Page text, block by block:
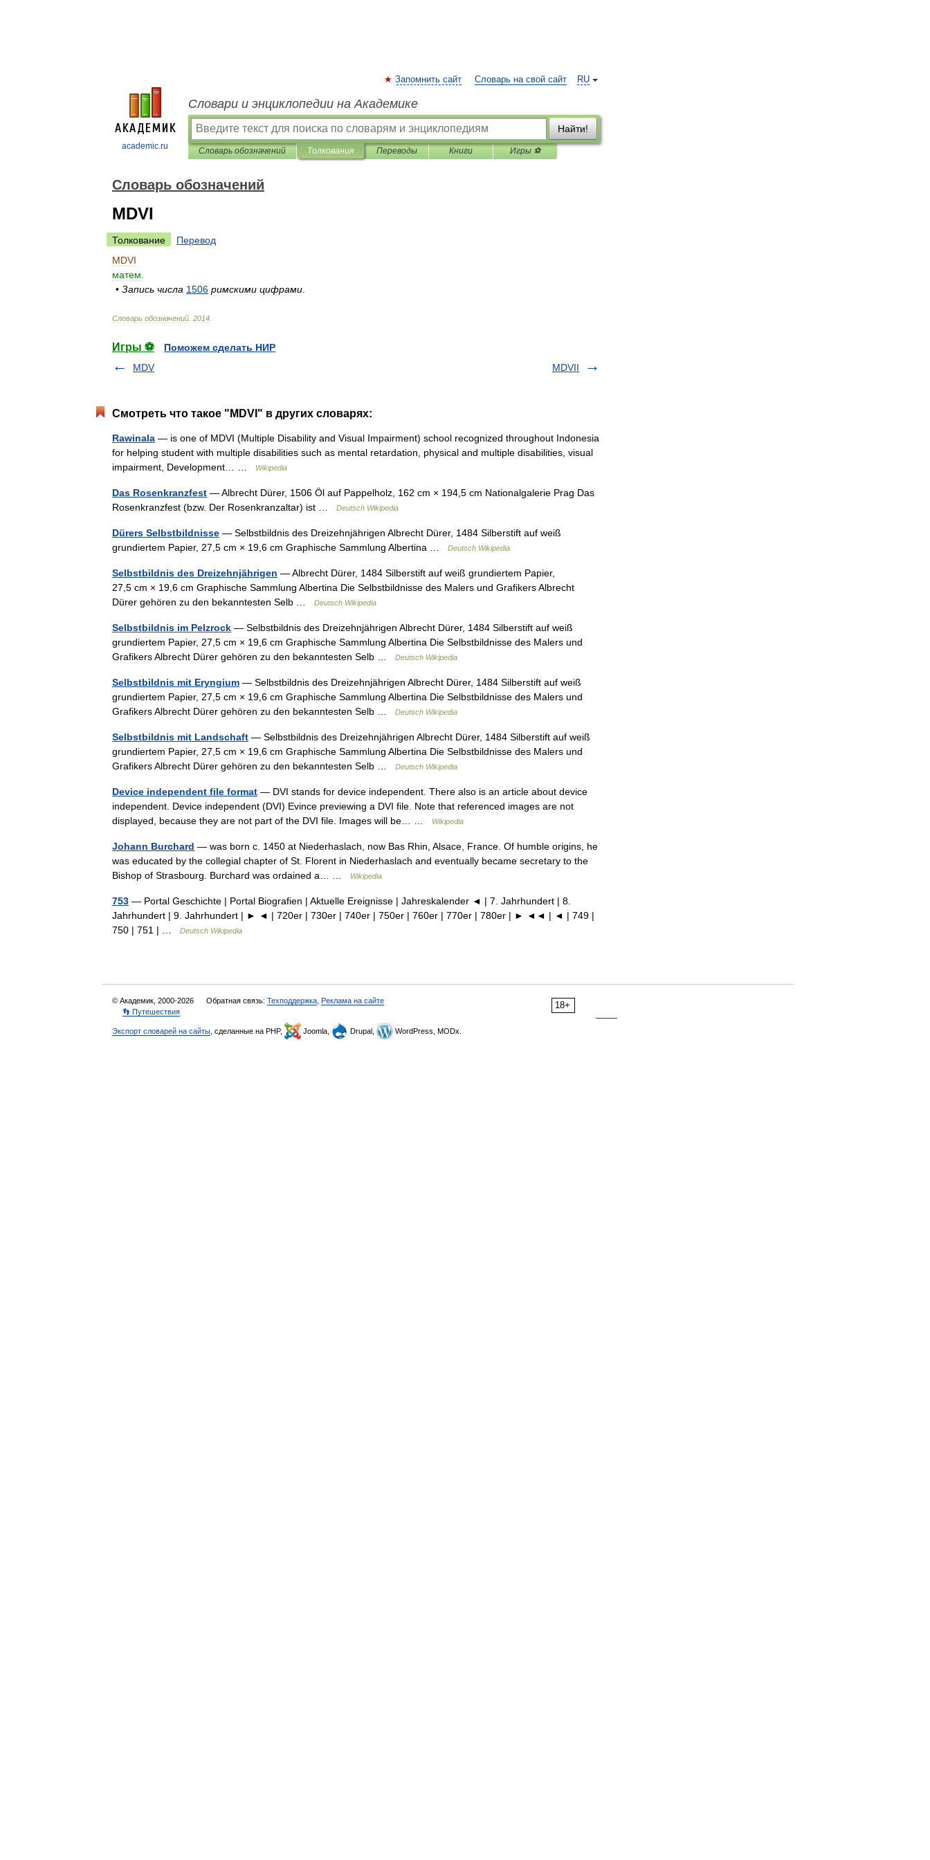
academic.ru
RU
Запомнить сайт Словарь на свой сайт
Словари и энциклопедии на Академике
Найти!
Словарь обозначений Толкования Переводы Книги Игры ⚽
Словарь обозначений
MDVI
Толкование
Перевод
MDVI
матем
• Запись числа 1506 римскими цифрами
Словарь обозначений 2014
Игры ⚽
Поможем сделать НИР
MDV
MDVII
Смотреть что такое "MDVI" в других словарях:
Rawinala — is one of MDVI (Multiple Disability and Visual Impairment) school recognized throughout Indonesia
for helping student with multiple disabilities such as mental retardation, physical and multiple disabilities, visual
impairment, Development… …
Wikipedia
Das Rosenkranzfest — Albrecht Dürer, 1506 Öl auf Pappelholz, 162 cm × 194,5 cm Nationalgalerie Prag Das
Rosenkranzfest (bzw. Der Rosenkranzaltar) ist …
Deutsch Wikipedia
Dürers Selbstbildnisse — Selbstbildnis des Dreizehnjährigen Albrecht Dürer, 1484 Silberstift auf weiß
grundiertem Papier, 27,5 cm × 19,6 cm Graphische Sammlung Albertina …
Deutsch Wikipedia
Selbstbildnis des Dreizehnjährigen — Albrecht Dürer, 1484 Silberstift auf weiß grundiertem Papier,
27,5 cm × 19,6 cm Graphische Sammlung Albertina Die Selbstbildnisse des Malers und Grafikers Albrecht
Dürer gehören zu den bekanntesten Selb …
Deutsch Wikipedia
Selbstbildnis im Pelzrock — Selbstbildnis des Dreizehnjährigen Albrecht Dürer, 1484 Silberstift auf weiß
grundiertem Papier, 27,5 cm × 19,6 cm Graphische Sammlung Albertina Die Selbstbildnisse des Malers und
Grafikers Albrecht Dürer gehören zu den bekanntesten Selb …
Deutsch Wikipedia
Selbstbildnis mit Eryngium — Selbstbildnis des Dreizehnjährigen Albrecht Dürer, 1484 Silberstift auf weiß
grundiertem Papier, 27,5 cm × 19,6 cm Graphische Sammlung Albertina Die Selbstbildnisse des Malers und
Grafikers Albrecht Dürer gehören zu den bekanntesten Selb …
Deutsch Wikipedia
Selbstbildnis mit Landschaft — Selbstbildnis des Dreizehnjährigen Albrecht Dürer, 1484 Silberstift auf weiß
grundiertem Papier, 27,5 cm × 19,6 cm Graphische Sammlung Albertina Die Selbstbildnisse des Malers und
Grafikers Albrecht Dürer gehören zu den bekanntesten Selb …
Deutsch Wikipedia
Device independent file format — DVI stands for device independent. There also is an article about device
independent. Device independent (DVI) Evince previewing a DVI file. Note that referenced images are not
displayed, because they are not part of the DVI file. Images will be… …
Wikipedia
Johann Burchard — was born c. 1450 at Niederhaslach, now Bas Rhin, Alsace, France. Of humble origins, he
was educated by the collegial chapter of St. Florent in Niederhaslach and eventually became secretary to the
Bishop of Strasbourg. Burchard was ordained a… …
Wikipedia
753 — Portal Geschichte | Portal Biografien | Aktuelle Ereignisse | Jahreskalender ◄ | 7. Jahrhundert | 8.
Jahrhundert | 9. Jahrhundert | ► ◄ | 720er | 730er | 740er | 750er | 760er | 770er | 780er | ► ◄◄ | ◄ | 749 |
750 | 751 | …
Deutsch Wikipedia
18+
© Академик, 2000-2026 Обратная связь: Техподдержка Реклама на сайте
👣 Путешествия
Экспорт словарей на сайты , сделанные на PHP, Joomla, Drupal, WordPress, MODx.